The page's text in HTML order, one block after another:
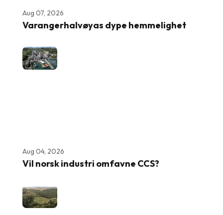
Aug 07, 2026
Varangerhalvøyas dype hemmelighet
Aug 04, 2026
Vil norsk industri omfavne CCS?